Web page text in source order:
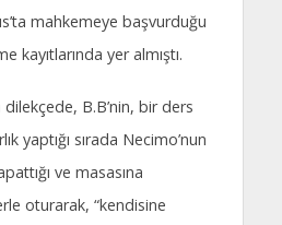
mahkemeye başvurduğu
kayıtlarında yer almıştı.
B.B’nin, bir ders
yaptığı sırada Necimo’nun
ve masasına
oturarak, “kendisine